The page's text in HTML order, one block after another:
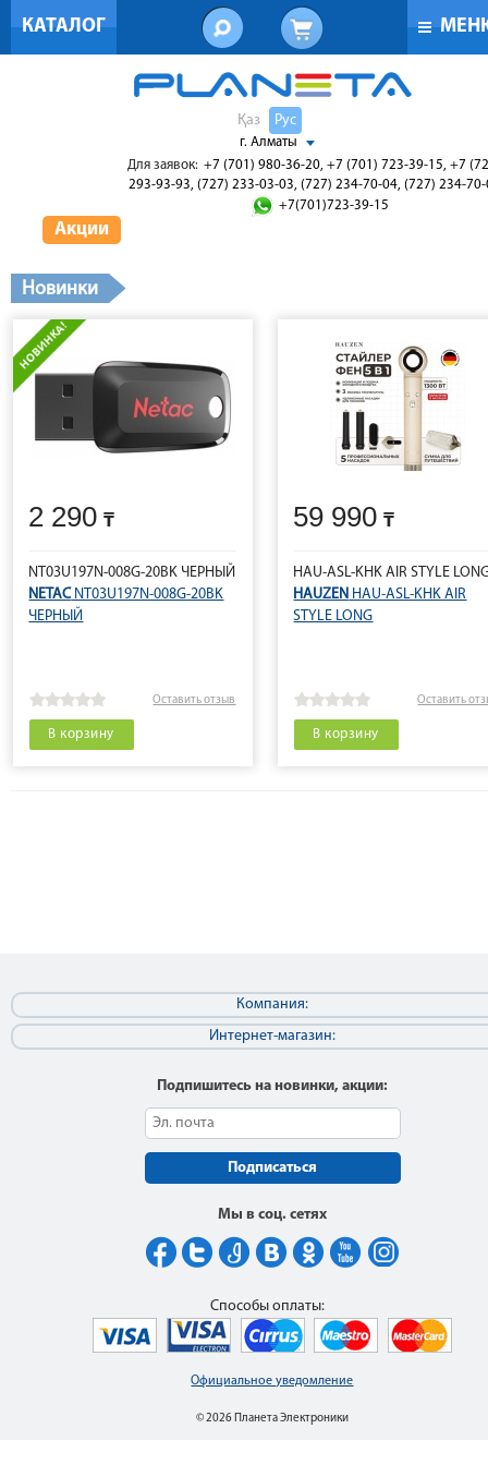
КАТАЛОГ
Қаз Рус
г. Алматы
Для заявок: +7 (701) 980-36-20, +7 (701) 723-39-15, +7
293-93-93, (727) 233-03-03, (727) 234-70-04, (727) 234-
+7(701)723-39-15
Акции
Новинки
2 290
NT03U197N-008G-20BK ЧЕРНЫЙ
NETACNT03U197N-008G-20BK
ЧЕРНЫЙ
Оставить отзыв
В корзину
59 990
HAU-ASL-KHK AIR STYLE
HAUZEN HAU-ASL-KHK AIR
STYLE LONG
Оставить
В корзину
Компания:
Интернет-магазин:
Подпишитесь на новинки, акции:
Подписаться
Мы в соц. сетях
Официальное уведомление
© 2026 Планета Электроники
Способы оплаты: